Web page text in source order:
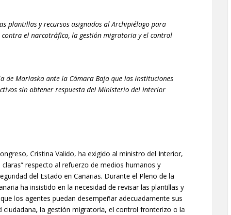
plantillas y recursos asignados al Archipiélago para
el narcotráfico, la gestión migratoria y el control
de Marlaska ante la Cámara Baja que las instituciones
sin obtener respuesta del Ministerio del Interior
Cristina Valido, ha exigido al ministro del Interior,
respecto al refuerzo de medios humanos y
del Estado en Canarias. Durante el Pleno de la
ha insistido en la necesidad de revisar las plantillas y
los agentes puedan desempeñar adecuadamente sus
la gestión migratoria, el control fronterizo o la